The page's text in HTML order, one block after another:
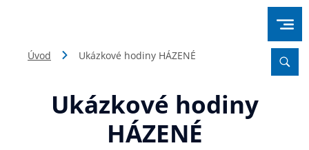
Úvod Ukázkové hodiny HÁZENÉ
Ukázkové hodiny
HÁZENÉ